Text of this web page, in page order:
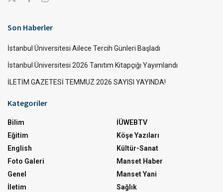
Son Haberler
İstanbul Üniversitesi Ailece Tercih Günleri Başladı
İstanbul Üniversitesi 2026 Tanıtım Kitapçığı Yayımlandı
İLETİM GAZETESİ TEMMUZ 2026 SAYISI YAYINDA!
Kategoriler
Bilim
Eğitim
English
Foto Galeri
Genel
İletim
İÜWEBTV
Köşe Yazıları
Kültür-Sanat
Manset Haber
Manset Yani
Sağlık